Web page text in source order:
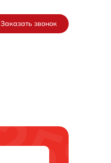
Заказать звонок